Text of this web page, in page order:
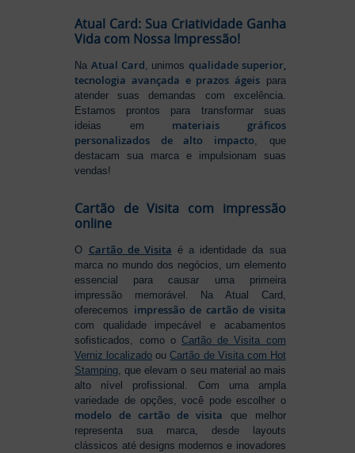
Atual Card: Sua Criatividade Ganha
Vida com Nossa Impressão!
Na Atual Card , unimos qualidade superior,
tecnologia avançada e prazos ágeispara
atender suas demandas com excelência.
Estamos prontos para transformar suas
ideias em materiais gráficos
personalizados de alto impacto , que
destacam sua marca e impulsionam suas
vendas!
Cartão de Visita com impressão
online
O Cartão de Visita é a identidade da sua
marca no mundo dos negócios, um elemento
essencial para causar uma primeira
impressão memorável. Na Atual Card,
oferecemos impressão de cartão de visita
com qualidade impecável e acabamentos
sofisticados, como o Cartão de Visita com
Verniz localizado ouCartão de Visita com Hot
Stamping, que elevam o seu material ao mais
alto nível profissional. Com uma ampla
variedade de opções, você pode escolher o
modelo de cartão de visita que melhor
representa sua marca, desde layouts
clássicos até designs modernos e inovadores